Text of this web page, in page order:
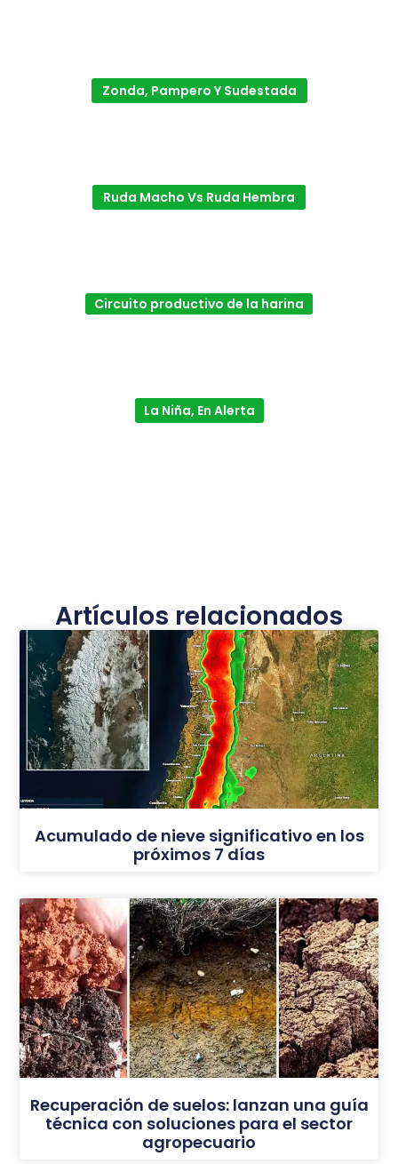
Zonda, Pampero Y Sudestada
Ruda Macho Vs Ruda Hembra
Circuito productivo de la harina
La Niña, En Alerta
Artículos relacionados
Acumulado de nieve significativo en los
próximos 7 días
Recuperación de suelos: lanzan una guía
técnica con soluciones para el sector
agropecuario